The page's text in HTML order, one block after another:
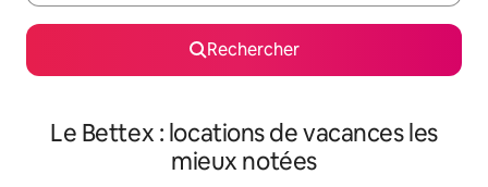
Rechercher
Le Bettex : locations de vacances les
mieux notées